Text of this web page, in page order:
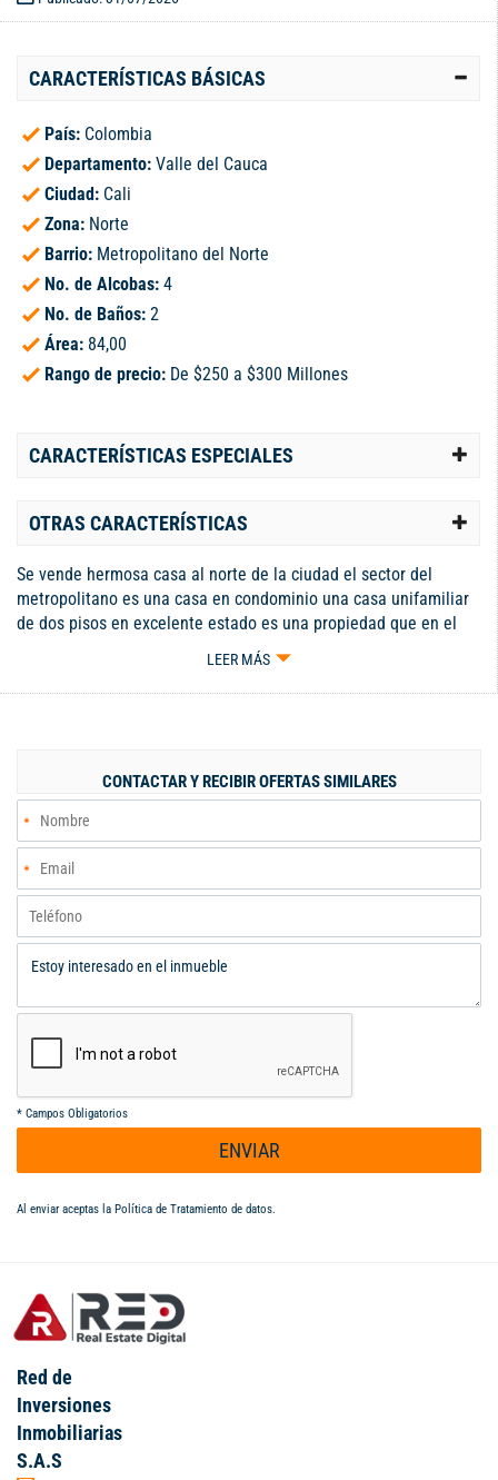
CARACTERÍSTICAS BÁSICAS
País: Colombia
Departamento: Valle del Cauca
Ciudad: Cali
Zona: Norte
Barrio: Metropolitano del Norte
No. de Alcobas: 4
No. de Baños: 2
Área: 84,00
Rango de precio: De $250 a $300 Millones
CARACTERÍSTICAS ESPECIALES
OTRAS CARACTERÍSTICAS
Se vende hermosa casa al norte de la ciudad el sector del
metropolitano es una casa en condominio una casa unifamiliar
de dos pisos en excelente estado es una propiedad que en el
primer piso consta de una sala grande zona de comedor una
segundo piso encontramos tres habitaciones amplias súper bien
cuenta con parqueadero propio escriturado el condominio
cuenta con piscina niños y adultos zona social zona de juegos
para niños... Está es una excelente opción para invertir al norte
de la ciudad . Cerca a panaderías centros comerciales colegios
transporte público Iglesias y droguerías la unidad cuenta con
excelente administración seguridad privada 24/7 está libre de
grabarme en el lista para escriturar se vende en efectivo
agenda tu cita
LEER MÁS
CONTACTAR Y RECIBIR OFERTAS SIMILARES
* Campos Obligatorios
ENVIAR
Al enviar aceptas la Política de Tratamiento de datos.
Red de
Inversiones
Inmobiliarias
S.A.S